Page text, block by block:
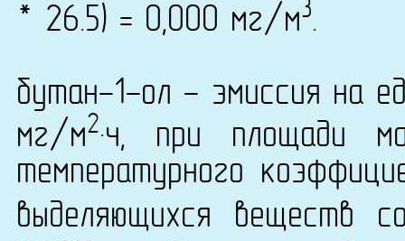
* 26.5) = 0,000 мг/м3.
бутан-1-ол - эмиссия на
мг/м2·ч, при площади
температурного
выделяющихся веществ